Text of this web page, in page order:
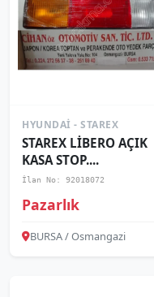
HYUNDAI - STAREX
STAREX LİBERO AÇIK
KASA STOP....
İlan No: 92018072
Pazarlık
BURSA / Osmangazi